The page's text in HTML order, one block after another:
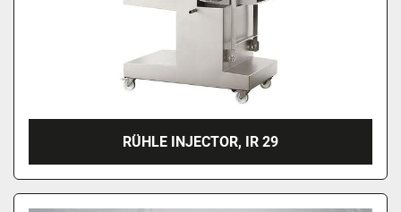
RÜHLE INJECTOR, IR 29